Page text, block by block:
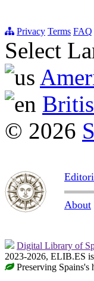
Privacy Terms FAQ
Select
© 2026
About
Digital Library of
2023-2026, ELIB.ES
Preserving Spains's